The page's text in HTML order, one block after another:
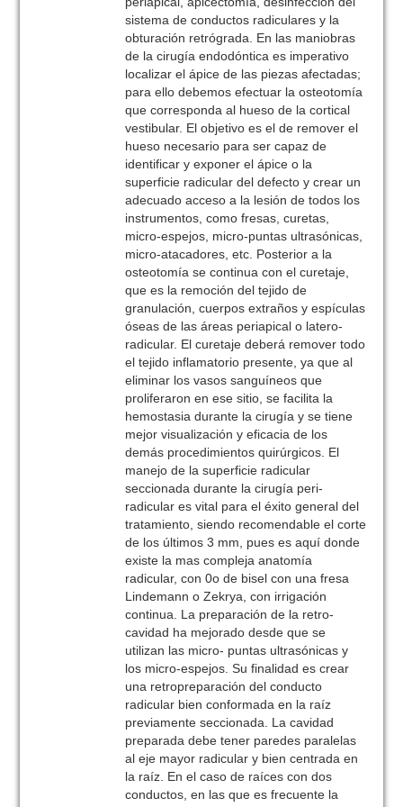
sistema de conductos radiculares y la
obturación retrógrada. En las maniobras
de la cirugía endodóntica es imperativo
localizar el ápice de las piezas afectadas;
para ello debemos efectuar la osteotomía
que corresponda al hueso de la cortical
vestibular. El objetivo es el de remover el
hueso necesario para ser capaz de
identificar y exponer el ápice o la
superficie radicular del defecto y crear un
adecuado acceso a la lesión de todos los
instrumentos, como fresas, curetas,
micro-espejos, micro-puntas ultrasónicas,
micro-atacadores, etc. Posterior a la
osteotomía se continua con el curetaje,
que es la remoción del tejido de
granulación, cuerpos extraños y espículas
óseas de las áreas periapical o latero-
radicular. El curetaje deberá remover todo
el tejido inflamatorio presente, ya que al
eliminar los vasos sanguíneos que
proliferaron en ese sitio, se facilita la
hemostasia durante la cirugía y se tiene
mejor visualización y eficacia de los
demás procedimientos quirúrgicos. El
manejo de la superficie radicular
seccionada durante la cirugía peri-
radicular es vital para el éxito general del
tratamiento, siendo recomendable el corte
de los últimos 3 mm, pues es aquí donde
existe la mas compleja anatomía
radicular, con 0o de bisel con una fresa
Lindemann o Zekrya, con irrigación
continua. La preparación de la retro-
cavidad ha mejorado desde que se
utilizan las micro- puntas ultrasónicas y
los micro-espejos. Su finalidad es crear
una retropreparación del conducto
radicular bien conformada en la raíz
previamente seccionada. La cavidad
preparada debe tener paredes paralelas
al eje mayor radicular y bien centrada en
la raíz. En el caso de raíces con dos
conductos, en las que es frecuente la